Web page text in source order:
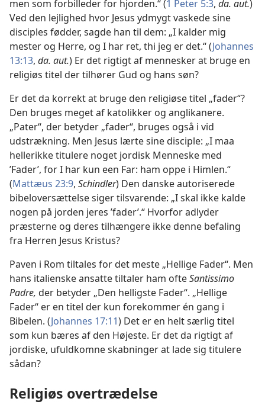
men som forbilleder for hjorden.“ (1 Peter 5:3, da. aut.)
Ved den lejlighed hvor Jesus ydmygt vaskede sine
disciples fødder, sagde han til dem: „I kalder mig
mester og Herre, og I har ret, thi jeg er det.“ (Johannes
13:13, da. aut.) Er det rigtigt af mennesker at bruge en
religiøs titel der tilhører Gud og hans søn?
Er det da korrekt at bruge den religiøse titel „fader“?
Den bruges meget af katolikker og anglikanere.
„Pater“, der betyder „fader“, bruges også i vid
udstrækning. Men Jesus lærte sine disciple: „I maa
hellerikke titulere noget jordisk Menneske med
’Fader’, for I har kun een Far: ham oppe i Himlen.“
(Mattæus 23:9, Schindler) Den danske autoriserede
bibeloversættelse siger tilsvarende: „I skal ikke kalde
nogen på jorden jeres ’fader’.“ Hvorfor adlyder
præsterne og deres tilhængere ikke denne befaling
fra Herren Jesus Kristus?
Paven i Rom tiltales for det meste „Hellige Fader“. Men
hans italienske ansatte tiltaler ham ofteSantissimo
Padre, der betyder „Den helligste Fader“. „Hellige
Fader“ er en titel der kun forekommer én gang i
Bibelen. (Johannes 17:11) Det er en helt særlig titel
som kun bæres af den Højeste. Er det da rigtigt af
jordiske, ufuldkomne skabninger at lade sig titulere
sådan?
Religiøs overtrædelse